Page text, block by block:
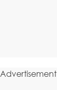
Advertisement